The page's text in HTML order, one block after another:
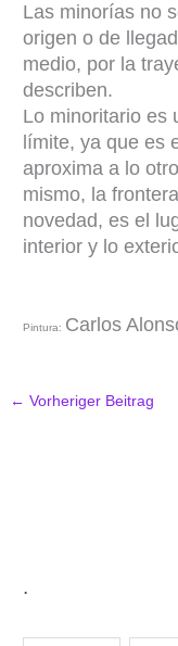
.
Las minorías no
origen o de
medio, por la
describen.
Lo minoritario es
límite, ya que es
aproxima a lo
mismo, la
novedad, es el
interior y lo
Pintura: Carlos
← Vorheriger Beitrag